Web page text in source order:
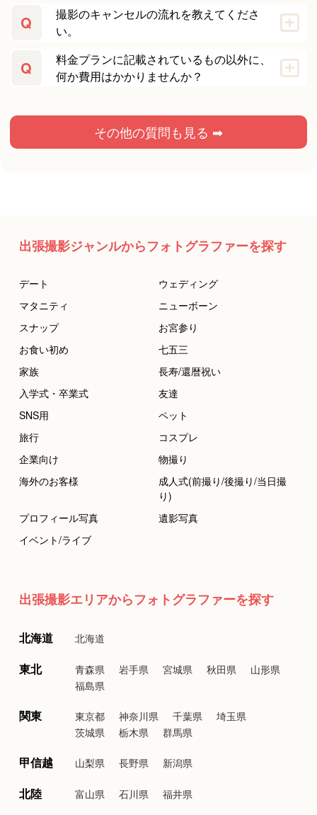
Q
撮影のキャンセルの流れを教えてくださ
い。
Q
料金プランに記載されているもの以外に、
何か費用はかかりませんか？
その他の質問も見る ➡
出張撮影ジャンルからフォトグラファーを探す
デート
ウェディング
マタニティ
ニューボーン
スナップ
お宮参り
お食い初め
七五三
家族
長寿/還暦祝い
入学式・卒業式
友達
SNS用
ペット
旅行
コスプレ
企業向け
物撮り
海外のお客様
成人式(前撮り/後撮り/当日撮
り)
プロフィール写真
遺影写真
イベント/ライブ
出張撮影エリアからフォトグラファーを探す
北海道 北海道
東北 青森県 岩手県 宮城県 秋田県
山形県
福島県
関東 東京都 神奈川県 千葉県
埼玉県
茨城県
栃木県 群馬県
甲信越 山梨県 長野県 新潟県
北陸 富山県 石川県 福井県